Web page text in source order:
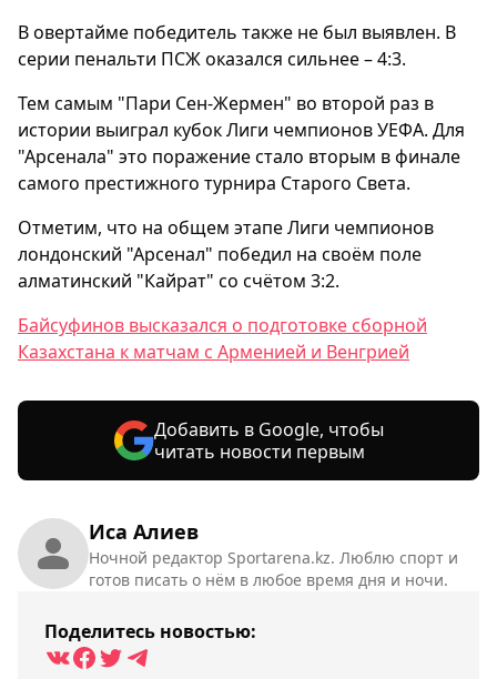
Иса Алиев
Ночной редактор Sportarena.kz. Люблю спорт и
готов писать о нём в любое время дня и ночи.
Поделитесь новостью:
В овертайме победитель также не был выявлен. В
серии пенальти ПСЖ оказался сильнее – 4:3.
Тем самым "Пари Сен-Жермен" во второй раз в
истории выиграл кубок Лиги чемпионов УЕФА. Для
"Арсенала" это поражение стало вторым в финале
самого престижного турнира Старого Света.
Отметим, что на общем этапе Лиги чемпионов
лондонский "Арсенал" победил на своём поле
алматинский "Кайрат" со счётом 3:2.
Байсуфинов высказался о подготовке сборной
Казахстана к матчам с Арменией и Венгрией
Добавить в Google, чтобы
читать новости первым